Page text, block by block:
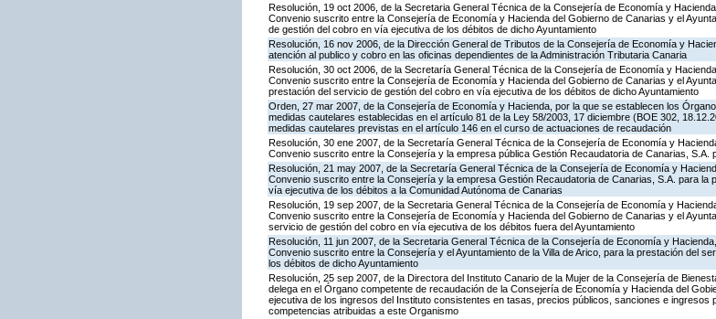
Resolución, 19 oct 2006, de la Secretaria General Técnica de la Consejería de Economía y
Convenio suscrito entre la Consejería de Economía y Hacienda del Gobierno de Canarias y el
de gestión del cobro en vía ejecutiva de los débitos de dicho Ayuntamiento
Resolución, 16 nov 2006, de la Dirección General de Tributos de la Consejería de Economía y
atención al publico y cobro en las oficinas dependientes de la Administración Tributaria Canaria
Resolución, 30 oct 2006, de la Secretaría General Técnica de la Consejería de Economía y
Convenio suscrito entre la Consejería de Economía y Hacienda del Gobierno de Canarias y el
prestación del servicio de gestión del cobro en vía ejecutiva de los débitos de dicho Ayuntamiento
Orden, 27 mar 2007, de la Consejería de Economía y Hacienda, por la que se establecen los
medidas cautelares establecidas en el artículo 81 de la Ley 58/2003, 17 diciembre (BOE 302,
medidas cautelares previstas en el artículo 146 en el curso de actuaciones de recaudación
Resolución, 30 ene 2007, de la Secretaría General Técnica de la Consejería de Economía y
Convenio suscrito entre la Consejería y la empresa pública Gestión Recaudatoria de Canarias, S.A.
Resolución, 21 may 2007, de la Secretaría General Técnica de la Consejería de Economía y
Convenio suscrito entre la Consejería y la empresa Gestión Recaudatoria de Canarias, S.A. para la
vía ejecutiva de los débitos a la Comunidad Autónoma de Canarias
Resolución, 19 sep 2007, de la Secretaria General Técnica de la Consejería de Economía y
Convenio suscrito entre la Consejería de Economía y Hacienda del Gobierno de Canarias y el
servicio de gestión del cobro en vía ejecutiva de los débitos fuera del Ayuntamiento
Resolución, 11 jun 2007, de la Secretaria General Técnica de la Consejería de Economía y
Convenio suscrito entre la Consejería y el Ayuntamiento de la Villa de Arico, para la prestación del
los débitos de dicho Ayuntamiento
Resolución, 25 sep 2007, de la Directora del Instituto Canario de la Mujer de la Consejería de
delega en el Órgano competente de recaudación de la Consejería de Economía y Hacienda del
ejecutiva de los ingresos del Instituto consistentes en tasas, precios públicos, sanciones e ingresos
competencias atribuidas a este Organismo